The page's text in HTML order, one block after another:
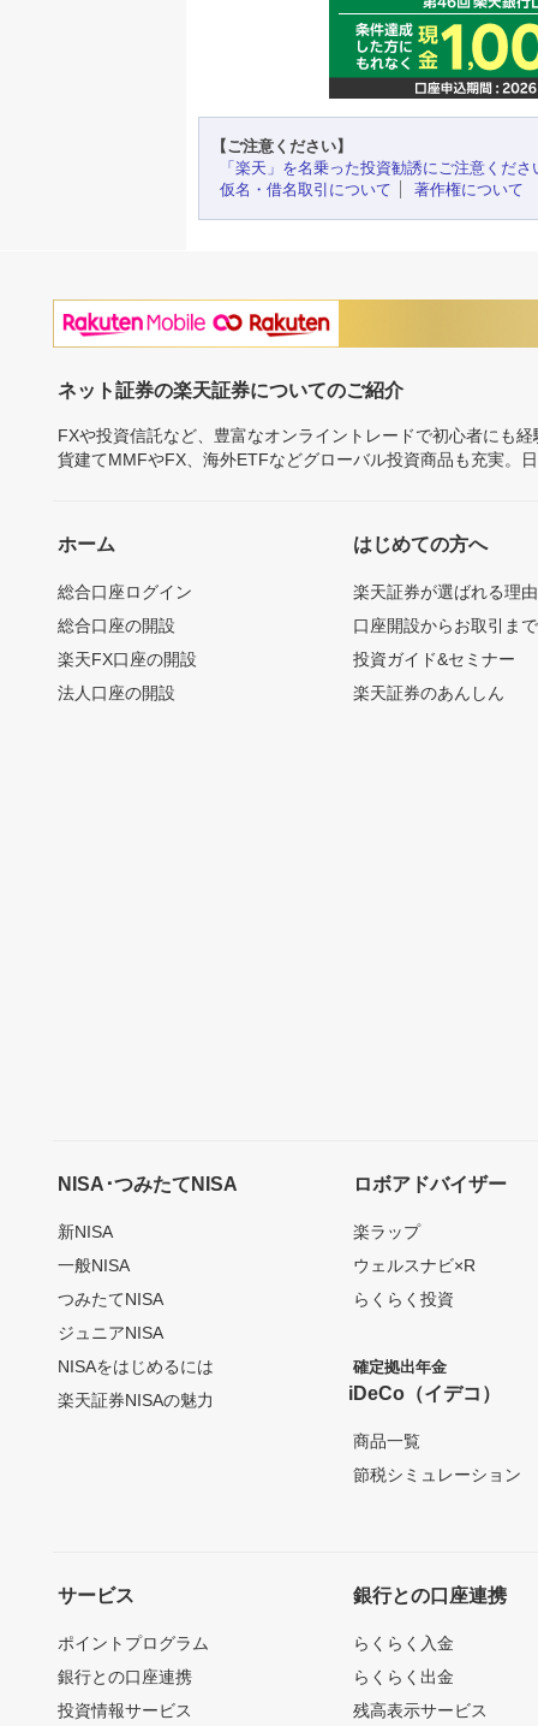
【ご注意ください】
「楽天」を名乗った投資勧誘にご注意くださ
仮名・借名取引について
著作権について
ネット証券の楽天証券についてのご紹介
FXや投資信託など、豊富なオンライントレードで初心者にも
貨建てMMFやFX、海外ETFなどグローバル投資商品も充実。
ホーム
総合口座ログイン
総合口座の開設
楽天FX口座の開設
法人口座の開設
はじめての方へ
楽天証券が選ばれる理由
口座開設からお取引ま
投資ガイド&セミナー
楽天証券のあんしん
NISA･つみたてNISA
新NISA
一般NISA
つみたてNISA
ジュニアNISA
NISAをはじめるには
楽天証券NISAの魅力
ロボアドバイザー
楽ラップ
ウェルスナビ×R
らくらく投資
確定拠出年金
iDeCo（イデコ）
商品一覧
節税シミュレーション
サービス
ポイントプログラム
銀行との口座連携
投資情報サービス
銀行との口座連携
らくらく入金
らくらく出金
残高表示サービス